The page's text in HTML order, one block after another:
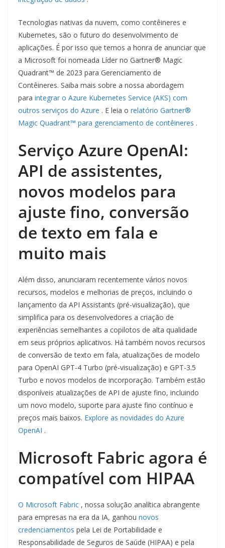
Tecnologias nativas da nuvem, como contêineres e
Kubernetes, são o futuro do desenvolvimento de
aplicações. É por isso que temos a honra de anunciar que
a Microsoft foi nomeada Líder no Gartner® Magic
Quadrant™ de 2023 para Gerenciamento de
Contêineres. Saiba mais sobre a nossa abordagem
para integrar o Azure Kubernetes Service (AKS) com
outros serviços do Azure . E leia o relatório Gartner®
Magic Quadrant™ para gerenciamento de contêineres .
Serviço Azure OpenAI:
API de assistentes,
novos modelos para
ajuste fino, conversão
de texto em fala e
muito mais
Além disso, anunciaram recentemente vários novos
recursos, modelos e melhorias de preços, incluindo o
lançamento da API Assistants (pré-visualização), que
simplifica para os desenvolvedores a criação de
experiências semelhantes a copilotos de alta qualidade
em seus próprios aplicativos. Há também novos recursos
de conversão de texto em fala, atualizações de modelo
para OpenAI GPT-4 Turbo (pré-visualização) e GPT-3.5
Turbo e novos modelos de incorporação. Também estão
disponíveis atualizações de API de ajuste fino, incluindo
um novo modelo, suporte para ajuste fino contínuo e
preços mais baixos. Explore as novidades do Azure
OpenAI .
Microsoft Fabric agora é
compatível com HIPAA
O Microsoft Fabric , nossa solução analítica abrangente
para empresas na era da IA, ganhou novos
credenciamentos pela Lei de Portabilidade e
Responsabilidade de Seguros de Saúde (HIPAA) e pela